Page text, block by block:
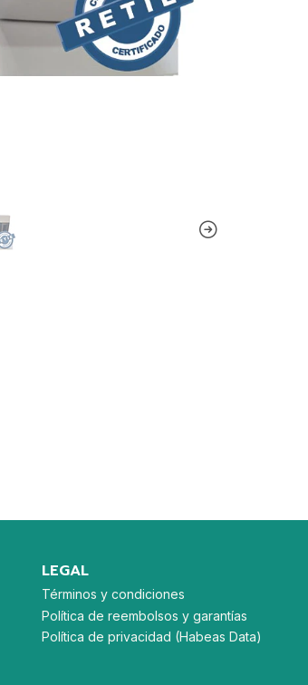
LEGAL
Términos y condiciones
Política de reembolsos y garantías
Política de privacidad (Habeas Data)